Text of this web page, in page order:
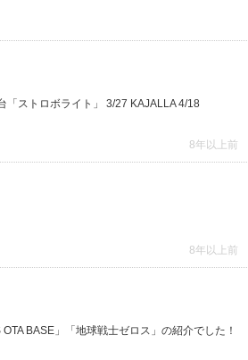
「ストロボライト」 3/27 KAJALLA 4/18
8年以上前
8年以上前
BASE」「地球戦士ゼロス」の紹介でした！